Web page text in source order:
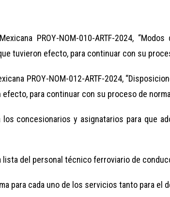
PROY-NOM-010-ARTF-2024,
tuvieron efecto, para continuar con su
PROY-NOM-012-ARTF-2024,
para continuar con su proceso de
los concesionarios y asignatarios para que
lista del personal técnico ferroviario de
para cada uno de los servicios tanto para el